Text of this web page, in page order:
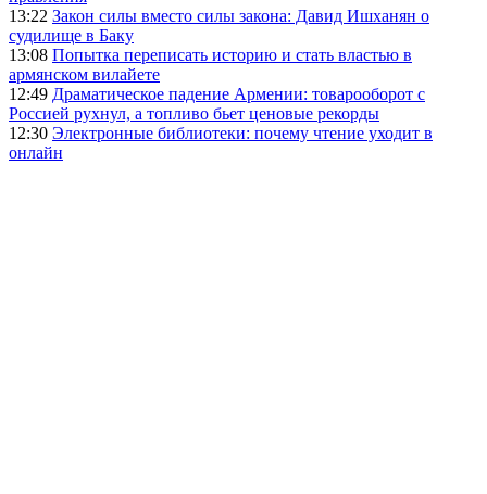
13:22 Закон силы вместо силы закона: Давид Ишханян о
судилище в Баку
13:08 Попытка переписать историю и стать властью в
армянском вилайете
12:49 Драматическое падение Армении: товарооборот с
Россией рухнул, а топливо бьет ценовые рекорды
12:30 Электронные библиотеки: почему чтение уходит в
онлайн